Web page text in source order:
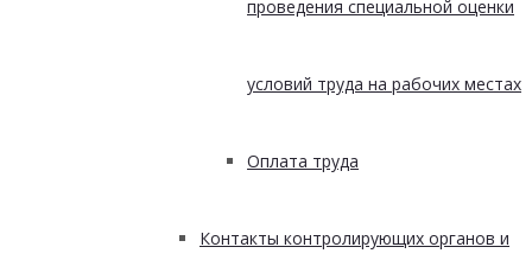
проведения специальной оценки
условий труда на рабочих местах
Оплата труда
Контакты контролирующих органов и